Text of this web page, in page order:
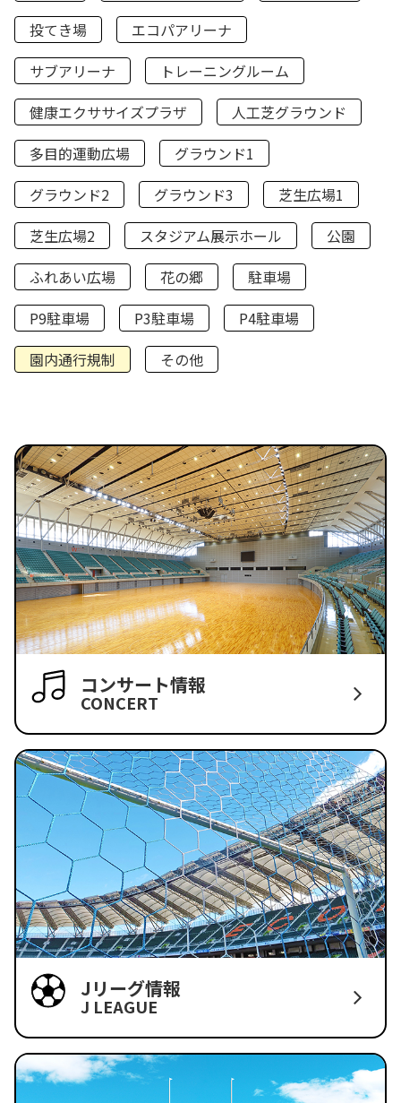
投てき場
エコパアリーナ
サブアリーナ
トレーニングルーム
健康エクササイズプラザ
人工芝グラウンド
多目的運動広場
グラウンド1
グラウンド2
グラウンド3
芝生広場1
芝生広場2
スタジアム展示ホール
公園
ふれあい広場
花の郷
駐車場
P9駐車場
P3駐車場
P4駐車場
園内通行規制
その他
コンサート情報
CONCERT
Jリーグ情報
J LEAGUE